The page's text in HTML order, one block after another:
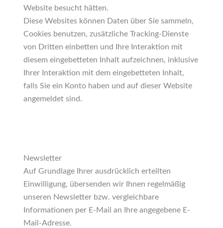
Website besucht hätten.
Diese Websites können Daten über Sie sammeln,
Cookies benutzen, zusätzliche Tracking-Dienste
von Dritten einbetten und Ihre Interaktion mit
diesem eingebetteten Inhalt aufzeichnen, inklusive
Ihrer Interaktion mit dem eingebetteten Inhalt,
falls Sie ein Konto haben und auf dieser Website
angemeldet sind.
Newsletter
Auf Grundlage Ihrer ausdrücklich erteilten
Einwilligung, übersenden wir Ihnen regelmäßig
unseren Newsletter bzw. vergleichbare
Informationen per E-Mail an Ihre angegebene E-
Mail-Adresse.